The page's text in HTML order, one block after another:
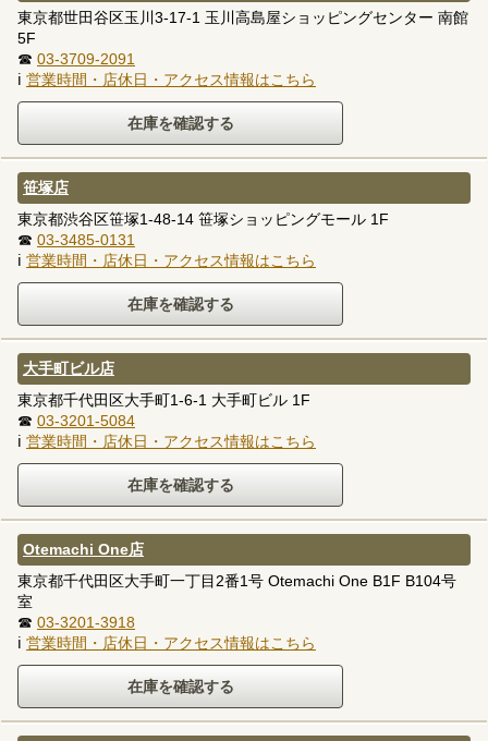
東京都世田谷区玉川3-17-1 玉川高島屋ショッピングセンター 南館
5F
☎ 03-3709-2091
ℹ 営業時間・店休日・アクセス情報はこちら
笹塚店
東京都渋谷区笹塚1-48-14 笹塚ショッピングモール 1F
☎ 03-3485-0131
ℹ 営業時間・店休日・アクセス情報はこちら
大手町ビル店
東京都千代田区大手町1-6-1 大手町ビル 1F
☎ 03-3201-5084
ℹ 営業時間・店休日・アクセス情報はこちら
Otemachi One店
東京都千代田区大手町一丁目2番1号 Otemachi One B1F B104号
室
☎ 03-3201-3918
ℹ 営業時間・店休日・アクセス情報はこちら